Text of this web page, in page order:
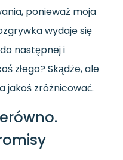
ponieważ moja
wydaje się
następnej i
złego? Skądże, ale
jakoś zróżnicować.